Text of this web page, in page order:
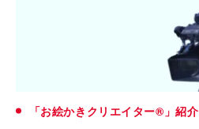
「お絵かきクリエイター®」紹介